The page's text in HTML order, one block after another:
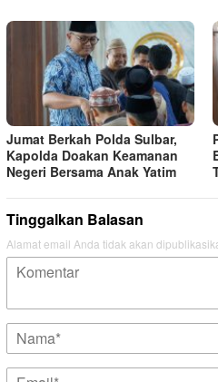
Jumat Berkah Polda Sulbar,
Kapolda Doakan Keamanan
Negeri Bersama Anak Yatim
Tinggalkan Balasan
Alamat email Anda tidak akan